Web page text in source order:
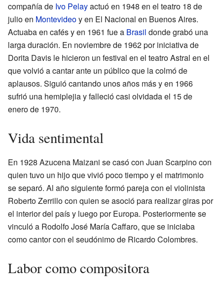
compañía de Ivo Pelayactuó en 1948 en el teatro 18 de
julio en Montevideoy en El Nacional en Buenos Aires.
Actuaba en cafés y en 1961 fue a Brasil donde grabó una
larga duración. En noviembre de 1962 por iniciativa de
Dorita Davis le hicieron un festival en el teatro Astral en el
que volvió a cantar ante un público que la colmó de
aplausos. Siguió cantando unos años más y en 1966
sufrió una hemiplejia y falleció casi olvidada el 15 de
enero de 1970.
Vida sentimental
En 1928 Azucena Maizani se casó con Juan Scarpino con
quien tuvo un hijo que vivió poco tiempo y el matrimonio
se separó. Al año siguiente formó pareja con el violinista
Roberto Zerrillo con quien se asoció para realizar giras por
el interior del país y luego por Europa. Posteriormente se
vinculó a Rodolfo José María Caffaro, que se iniciaba
como cantor con el seudónimo de Ricardo Colombres.
Labor como compositora